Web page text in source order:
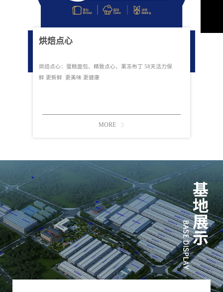
烘焙点心
烘焙点心：蛋糕面包、精致点心、果冻布丁 58天活力保
鲜 更新鲜 更美味 更健康
MORE